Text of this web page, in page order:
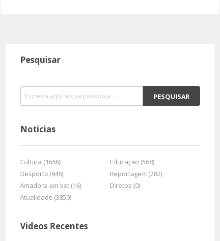
Pesquisar
Noticias
Cultura (1666)
Educação (568)
Desporto (946)
Reportagem (282)
Amadora em set (16)
Diretos (0)
Atualidade (3850)
Videos Recentes